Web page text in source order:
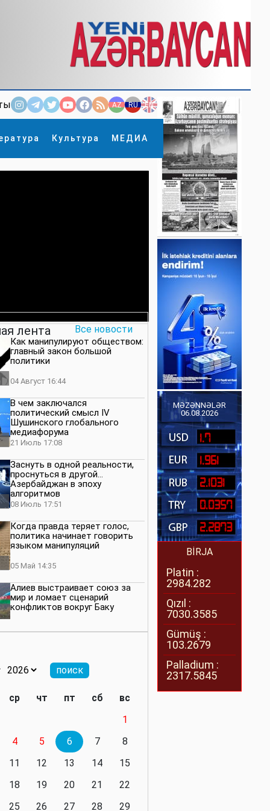
AZ RU EN
Культура МЕДИА
×
лента Все новости
Как манипулируют обществом:
главный закон большой
политики
04 Август 16:44
В чем заключался
политический смысл IV
Шушинского глобального
медиафорума
21 Июль 17:08
Заснуть в одной реальности,
проснуться в другой…
Азербайджан в эпоху
алгоритмов
08 Июль 17:51
Когда правда теряет голос,
политика начинает говорить
языком манипуляций
05 Май 14:35
Алиев выстраивает союз за
мир и ломает сценарий
конфликтов вокруг Баку
значимость региона
нейтралитета больше не будет
11 Март 16:36
президенту приходится все
делать самому
ср чт пт сб
вс
1
4 5 6 7
8
11 12 13 14
15
18 19 20 21
22
25 26 27 28
29
MƏZƏNNƏLƏR
06.08.2026
1.7
1.961
2.1031
0.0357
2.2873
BİRJA
Platin :
2984.282
Qızıl :
7030.3585
Gümüş :
103.2679
Palladium :
2317.5845